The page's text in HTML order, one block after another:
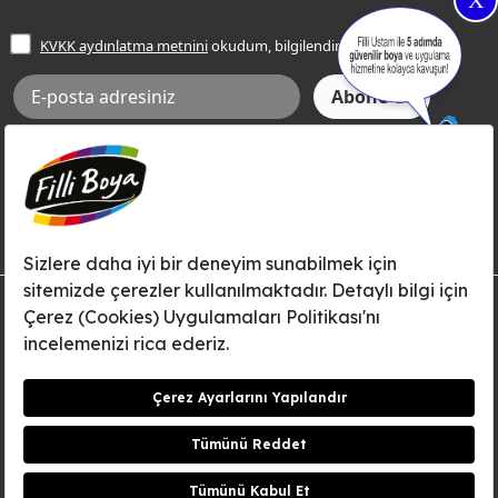
Frezya Rengi
Bilgi Toplumu Hizmetleri
İnternet Sitesi Kullanım Koşulları
KVKK Talep Formu
KVKK Aydınlatma Metni
KVKK aydınlatma metniniokudum, bilgilendim.
Aksi tarafımca bildirilene dek, Betek Boya ve Kimya Sanayi A.Ş.'nin
Filli Boya dahil tüm markaları ile ilgili kampanya, duyuru, hizmetler ve
tanıtım faaliyetleri vb. ile ilgili olarak e-posta yoluyla şahsıma
© Filli Boya 2026. Tüm Hakları Saklıdır.